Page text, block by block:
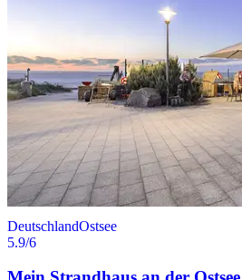
DeutschlandOstsee
5.9/6